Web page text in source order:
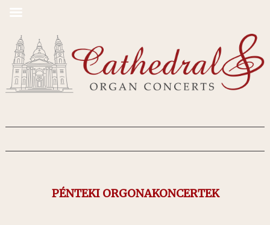
PÉNTEKI ORGONAKONCERTEK